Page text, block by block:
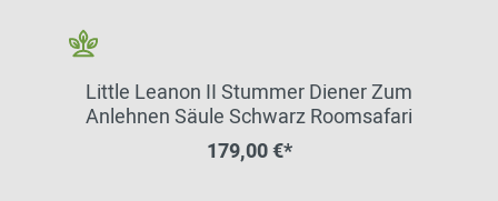
Little Leanon II Stummer Diener Zum
Anlehnen Säule Schwarz Roomsafari
179,00 €*